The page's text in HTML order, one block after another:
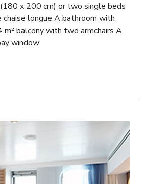
x 200 cm) or two single beds
chaise longue A bathroom with
balcony with two armchairs A
window